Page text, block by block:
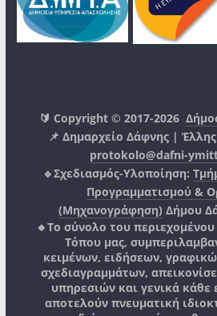
🔰 Copyright © 2017-2026
📌 Δημαρχείο Δάφνης |
protokolo@dafni-
🔹Σχεδιασμός-Υλοποίηση:
Προγραμματισμού &
(Μηχανογράφηση) Δήμου
🔸Το σύνολο του
Τόπου μας,
κειμένων, ειδήσεων,
σχεδιαγραμμάτων,
υπηρεσιών και γενικά κάθε
αποτελούν πνευματική